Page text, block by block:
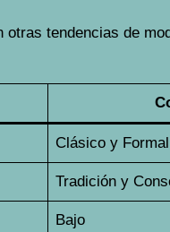
tendencias de
Clásico y Formal
Tradición y
Bajo